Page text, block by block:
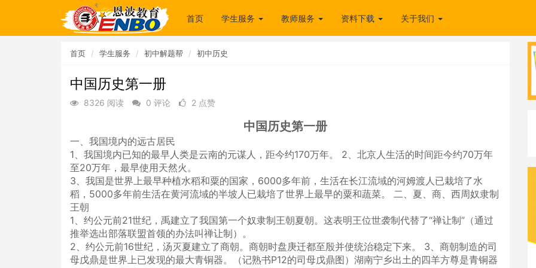
首页 学生服务 教师服务 资料下载 关于我们
首页 学生服务 初中解题帮 初中历史
中国历史第一册
8326 阅读 0 评论 2 点赞
中国历史第一册
一、我国境内的远古居民
1、我国境内已知的最早人类是云南的元谋人，距今约170万年。 2、北京人生活的时间距今约70万年
至20万年，最早使用天然火。
3、我国是世界上最早种植水稻和粟的国家，6000多年前，生活在长江流域的河姆渡人已栽培了水
稻，5000多年前生活在黄河流域的半坡人已栽培了世界上最早的粟和蔬菜。 二、夏、商、西周奴隶制
王朝
1、约公元前21世纪，禹建立了我国第一个奴隶制王朝夏朝。这表明王位世袭制代替了“禅让制”（通过
推举选出部落联盟首领的办法叫禅让制）。
2、约公元前16世纪，汤灭夏建立了商朝。商朝时盘庚迁都至殷并使统治稳定下来。 3、商朝制造的司
母戊鼎是世界上已发现的最大青铜器。（记熟书P12的司母戊鼎图）湖南宁乡出土的四羊方尊是青铜器